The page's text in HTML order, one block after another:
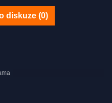
diskuze (0)